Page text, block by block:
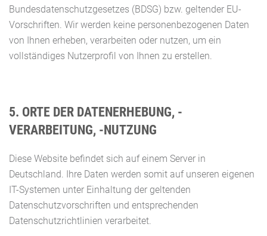
Bundesdatenschutzgesetzes (BDSG) bzw. geltender EU-
Vorschriften. Wir werden keine personenbezogenen Daten
von Ihnen erheben, verarbeiten oder nutzen, um ein
vollständiges Nutzerprofil von Ihnen zu erstellen.
5. ORTE DER DATENERHEBUNG, -
VERARBEITUNG, -NUTZUNG
Diese Website befindet sich auf einem Server in
Deutschland. Ihre Daten werden somit auf unseren eigenen
IT-Systemen unter Einhaltung der geltenden
Datenschutzvorschriften und entsprechenden
Datenschutzrichtlinien verarbeitet.